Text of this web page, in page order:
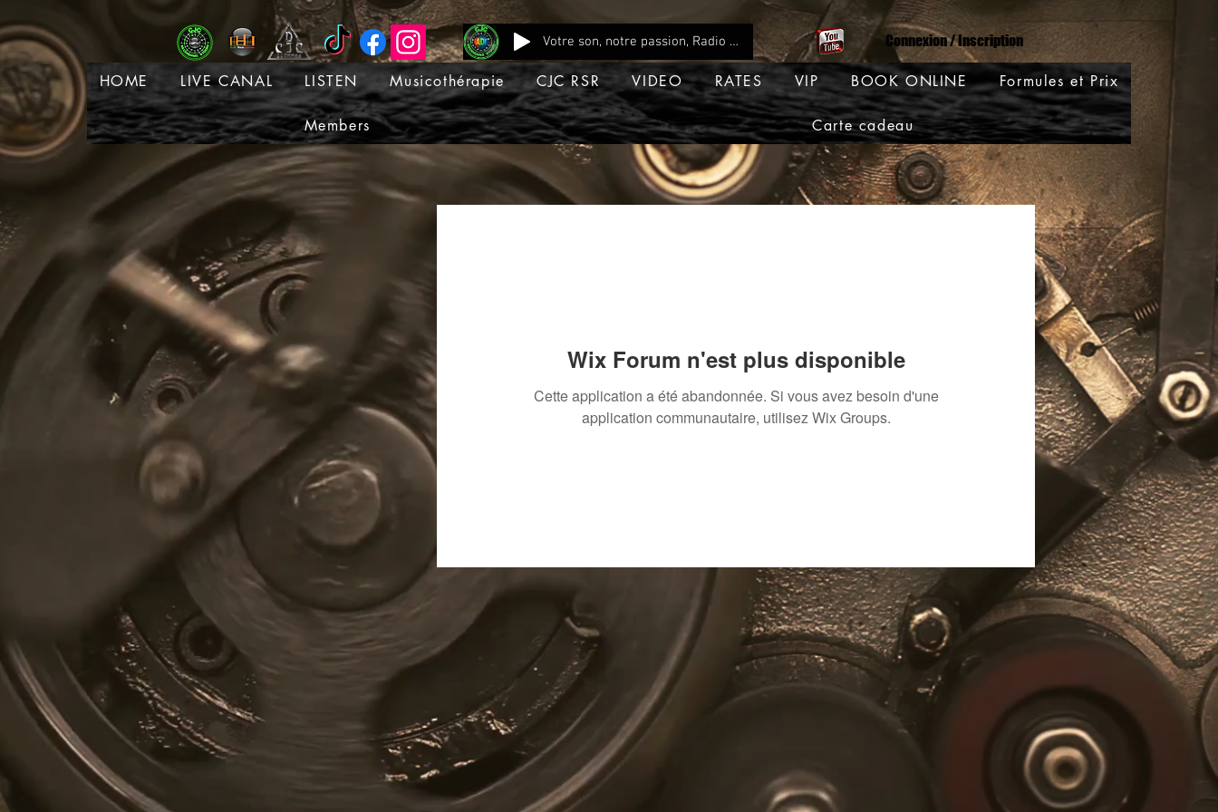
Votre son, notre passion, Radio CJC Recording Studio , là où chaque note prend vie ! Connexion / Inscription
HOME LIVE CANAL LISTEN Musicothérapie CJC RSR VIDEO RATES VIP BOOK ONLINE Formules et Prix
Members Carte cadeau
Wix Forum n'est plus disponible
Cette application a été abandonnée. Si vous avez besoin d'une
application communautaire, utilisez Wix Groups.